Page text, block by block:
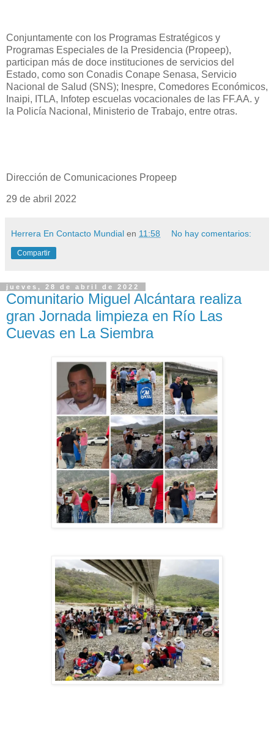
Conjuntamente con los Programas Estratégicos y
Programas Especiales de la Presidencia (Propeep),
participan más de doce instituciones de servicios del
Estado, como son Conadis Conape Senasa, Servicio
Nacional de Salud (SNS); Inespre, Comedores Económicos,
Inaipi, ITLA, Infotep escuelas vocacionales de las FF.AA. y
la Policía Nacional, Ministerio de Trabajo, entre otras.
Dirección de Comunicaciones Propeep
29 de abril 2022
Herrera En Contacto Mundial en 11:58 No hay comentarios:
Compartir
jueves, 28 de abril de 2022
Comunitario Miguel Alcántara realiza
gran Jornada limpieza en Río Las
Cuevas en La Siembra